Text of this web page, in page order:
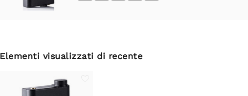
Elementi visualizzati di recente